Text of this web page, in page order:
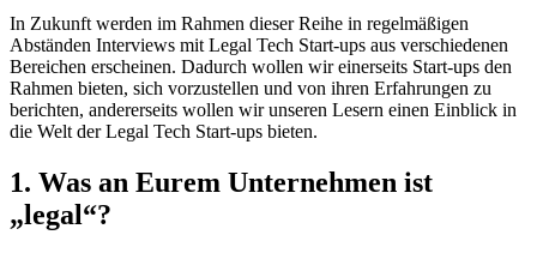
In Zukunft werden im Rahmen dieser Reihe in regelmäßigen
Abständen Interviews mit Legal Tech Start-ups aus verschiedenen
Bereichen erscheinen. Dadurch wollen wir einerseits Start-ups den
Rahmen bieten, sich vorzustellen und von ihren Erfahrungen zu
berichten, andererseits wollen wir unseren Lesern einen Einblick in
die Welt der Legal Tech Start-ups bieten.
1. Was an Eurem Unternehmen ist
„legal“?